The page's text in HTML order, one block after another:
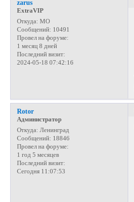
zarus
ExtraVIP
Откуда: МО
Сообщений: 10491
Провел на форуме:
1 месяц 8 дней
Последний визит:
2024-05-18 07:42:16
Rotor
Администратор
Откуда: Ленинград
Сообщений: 18846
Провел на форуме:
1 год 5 месяцев
Последний визит:
Сегодня 11:07:53